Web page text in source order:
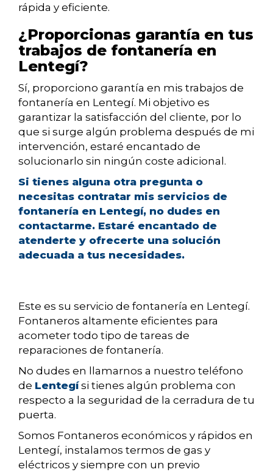
rápida y eficiente.
¿Proporcionas garantía en tus
trabajos de fontanería en
Lentegí?
Sí, proporciono garantía en mis trabajos de
fontanería en Lentegí. Mi objetivo es
garantizar la satisfacción del cliente, por lo
que si surge algún problema después de mi
intervención, estaré encantado de
solucionarlo sin ningún coste adicional.
Si tienes alguna otra pregunta o
necesitas contratar mis servicios de
fontanería en Lentegí, no dudes en
contactarme. Estaré encantado de
atenderte y ofrecerte una solución
adecuada a tus necesidades.
Este es su servicio de fontanería en Lentegí.
Fontaneros altamente eficientes para
acometer todo tipo de tareas de
reparaciones de fontanería.
No dudes en llamarnos a nuestro teléfono
de Lentegísi tienes algún problema con
respecto a la seguridad de la cerradura de tu
puerta.
Somos Fontaneros económicos y rápidos en
Lentegí, instalamos termos de gas y
eléctricos y siempre con un previo